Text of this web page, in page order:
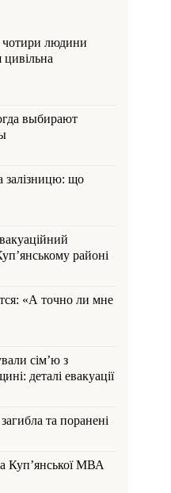
чотири людини
цивільна
выбирают
залізницю: що
районі
«А точно ли мне
сім’ю з
деталі евакуації
та поранені
Купʼянської МВА